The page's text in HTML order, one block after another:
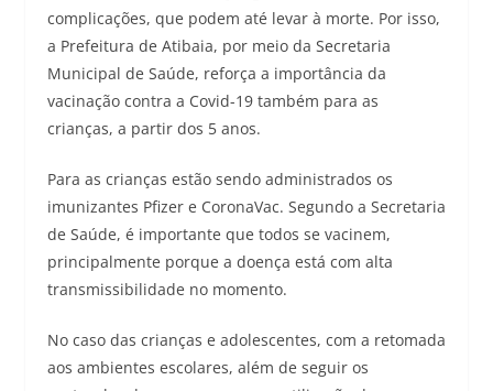
complicações, que podem até levar à morte. Por isso,
a Prefeitura de Atibaia, por meio da Secretaria
Municipal de Saúde, reforça a importância da
vacinação contra a Covid-19 também para as
crianças, a partir dos 5 anos.
Para as crianças estão sendo administrados os
imunizantes Pfizer e CoronaVac. Segundo a Secretaria
de Saúde, é importante que todos se vacinem,
principalmente porque a doença está com alta
transmissibilidade no momento.
No caso das crianças e adolescentes, com a retomada
aos ambientes escolares, além de seguir os